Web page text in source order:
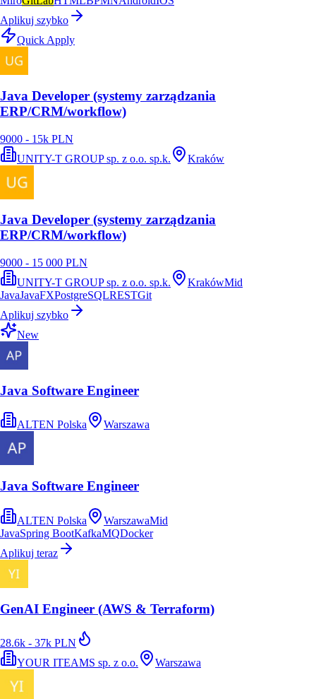
Aplikuj szybko
Quick Apply
Java Developer (systemy zarządzania
ERP/CRM/workflow)
9000 - 15k PLN
UNITY-T GROUP sp. z o.o. sp.k.
Kraków
Java Developer (systemy zarządzania
ERP/CRM/workflow)
9000 - 15 000 PLN
UNITY-T GROUP sp. z o.o. sp.k.
KrakówMid
JavaJavaFXPostgreSQLRESTGit
Aplikuj szybko
New
Java Software Engineer
ALTEN Polska Warszawa
Java Software Engineer
ALTEN Polska WarszawaMid
JavaSpring BootKafkaMQDocker
Aplikuj teraz
GenAI Engineer (AWS & Terraform)
28.6k - 37k PLN
YOUR ITEAMS sp. z o.o.
Warszawa